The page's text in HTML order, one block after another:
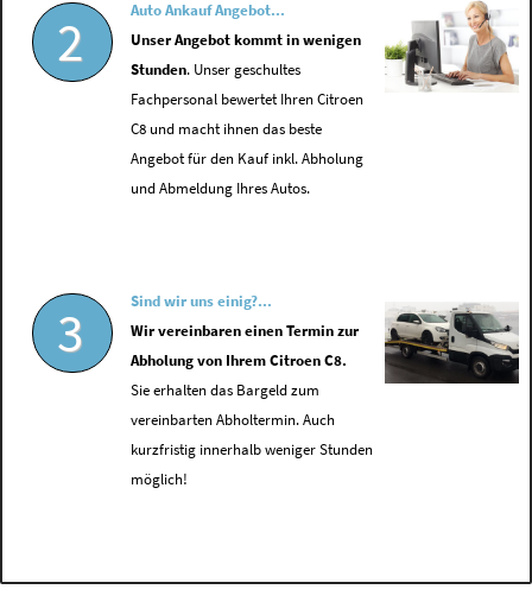
2
Auto Ankauf Angebot...
Unser Angebot kommt in wenigen
Stunden. Unser geschultes
Fachpersonal bewertet Ihren Citroen
C8 und macht ihnen das beste
Angebot für den Kauf inkl. Abholung
und Abmeldung Ihres Autos.
3
Sind wir uns einig?...
Wir vereinbaren einen Termin zur
Abholung von Ihrem Citroen C8.
Sie erhalten das Bargeld zum
vereinbarten Abholtermin. Auch
kurzfristig innerhalb weniger Stunden
möglich!